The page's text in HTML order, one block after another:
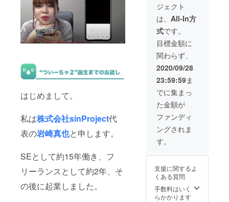
はじめまして。
私は株式会社sinProject代
表の岩崎真也と申します。
SEとして約15年働き、フ
リーランスとして約2年、そ
の後に起業しました。
に並べ
て表示
されま
す。 ※
上乗せ
支援さ
れた方
は上位
に表示
させて
いただ
きま
す。
ジェクト
は、 All-In方
式です。
目標金額に
関わらず、
2020/09/28
23:59:59ま
でに集まっ
た金額が
ファンディ
ングされま
す。
支援に関するよ
くある質問
手数料はいく
らかかります